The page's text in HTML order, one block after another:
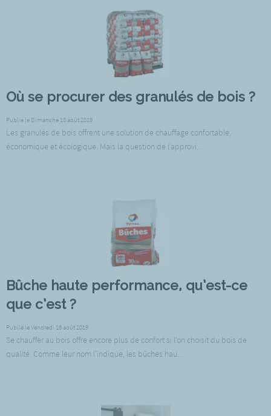
Où se procurer des granulés de bois ?
Publié le Dimanche 18 août 2019
Les granulés de bois offrent une solution de chauffage confortable,
économique et écologique. Mais la question de l’approvi...
Bûche haute performance, qu’est-ce
que c’est ?
Publié le Vendredi 16 août 2019
Se chauffer au bois offre encore plus de confort si l’on choisit du bois de
qualité. Comme leur nom l’indique, les bûches hau...